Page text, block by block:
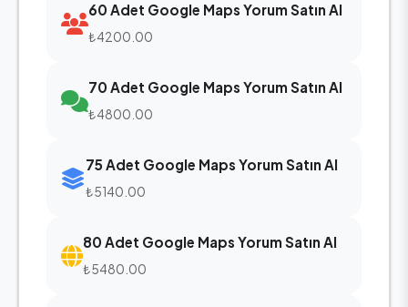
60 Adet Google Maps Yorum Satın Al
₺4200.00
70 Adet Google Maps Yorum Satın Al
₺4800.00
75 Adet Google Maps Yorum Satın Al
₺5140.00
80 Adet Google Maps Yorum Satın Al
₺5480.00